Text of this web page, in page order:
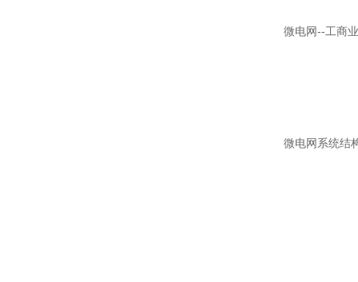
微电网--工商
微电网系统结